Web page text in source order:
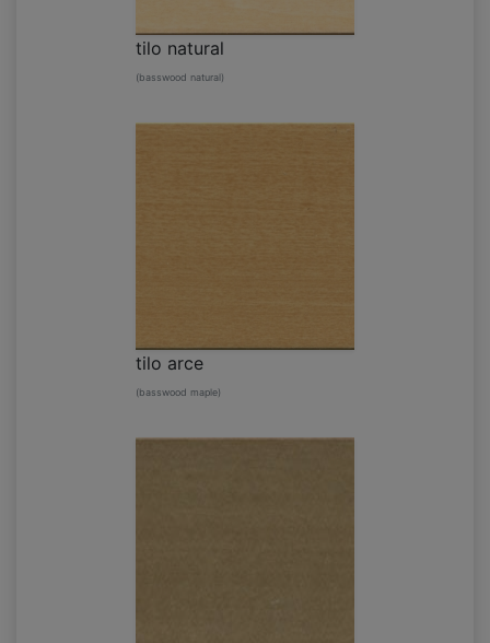
tilo natural
(basswood natural)
tilo arce
(basswood maple)